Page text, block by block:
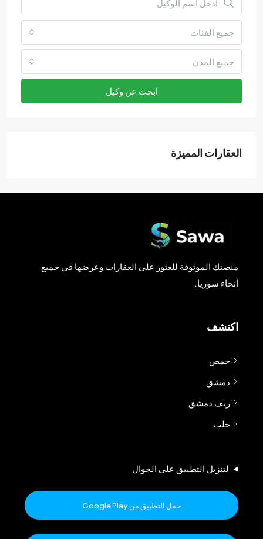
جميع الفئات
جميع المدن
ابحث عن وكيل
العقارات المميزة
منصتك الموثوقة للعثور على العقارات وعرضها في جميع
أنحاء سوريا.
اكتشف
حمص
دمشق
ريف دمشق
حلب
لتنزيل التطبيق على الجوال
حمل التطبيق من Google Play